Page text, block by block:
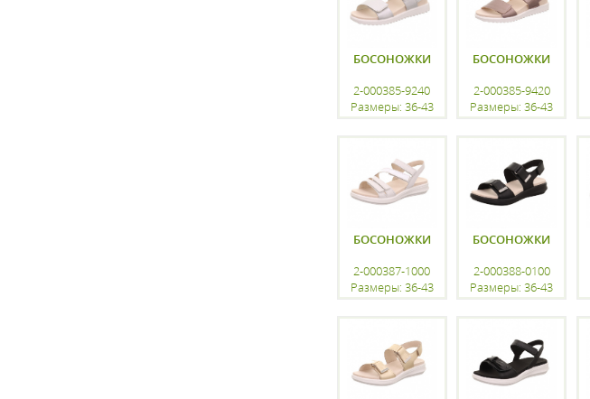
БОСОНОЖКИ
2-000385-9240
Размеры: 36-43
БОСОНОЖКИ
2-000385-9420
Размеры: 36-43
БОСОНОЖКИ
2-000387-1000
Размеры: 36-43
БОСОНОЖКИ
2-000388-0100
Размеры: 36-43